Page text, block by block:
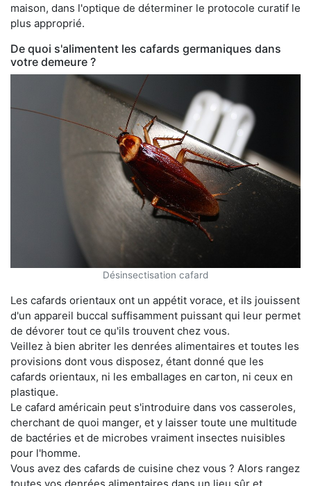
maison, dans l'optique de déterminer le protocole curatif le
plus approprié.
De quoi s'alimentent les cafards germaniques dans
votre demeure ?
Désinsectisation cafard
Les cafards orientaux ont un appétit vorace, et ils jouissent
d'un appareil buccal suffisamment puissant qui leur permet
de dévorer tout ce qu'ils trouvent chez vous.
Veillez à bien abriter les denrées alimentaires et toutes les
provisions dont vous disposez, étant donné que les
cafards orientaux, ni les emballages en carton, ni ceux en
plastique.
Le cafard américain peut s'introduire dans vos casseroles,
cherchant de quoi manger, et y laisser toute une multitude
de bactéries et de microbes vraiment insectes nuisibles
pour l'homme.
Vous avez des cafards de cuisine chez vous ? Alors rangez